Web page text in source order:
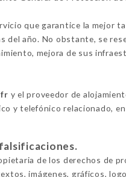
que garantice la mejor
del año. No obstante, se
mejora de sus
y el proveedor de
y telefónico relacionado,
de los derechos de
imágenes, gráficos,